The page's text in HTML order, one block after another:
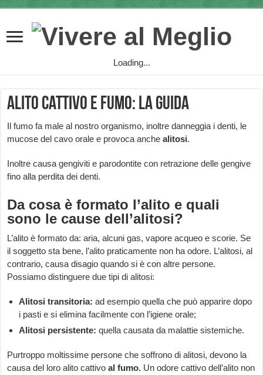
Loading...
Alito cattivo e fumo: la guida
Il fumo fa male al nostro organismo, inoltre danneggia i denti, le
mucose del cavo orale e provoca anchealitosi.
Inoltre causa gengiviti e parodontite con retrazione delle gengive
fino alla perdita dei denti.
Da cosa è formato l’alito e quali
sono le cause dell’alitosi?
L’alito è formato da: aria, alcuni gas, vapore acqueo e scorie. Se
il soggetto sta bene, l’alito praticamente non ha odore. L’alitosi, al
contrario, causa disagio quando si è con altre persone.
Possiamo distinguere due tipi di alitosi:
Alitosi transitoria: ad esempio quella che può apparire dopo
i pasti e si elimina facilmente con l’igiene orale;
Alitosi persistente: quella causata da malattie sistemiche.
Purtroppo moltissime persone che soffrono di alitosi, devono la
causa del loro alito cattivoal fumo. Un odore cattivo dell’alito non